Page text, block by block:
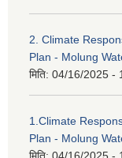
2. Climate
Plan - Molung
मिति: 04/16/2025 -
1.Climate
Plan - Molung